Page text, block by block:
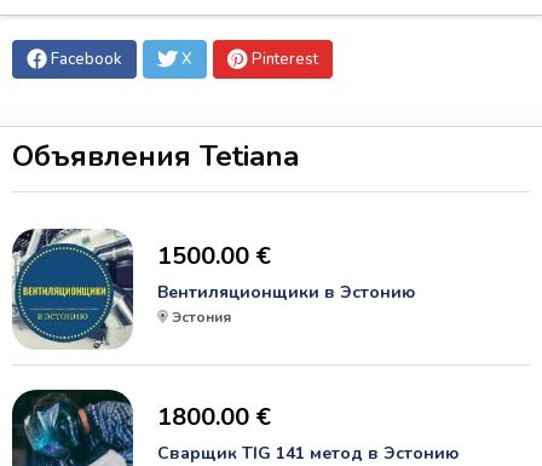
Facebook X Pinterest
Объявления Tetiana
1500.00 €
Вентиляционщики в Эстонию
Эстония
1800.00 €
Сварщик TIG 141 метод в Эстонию